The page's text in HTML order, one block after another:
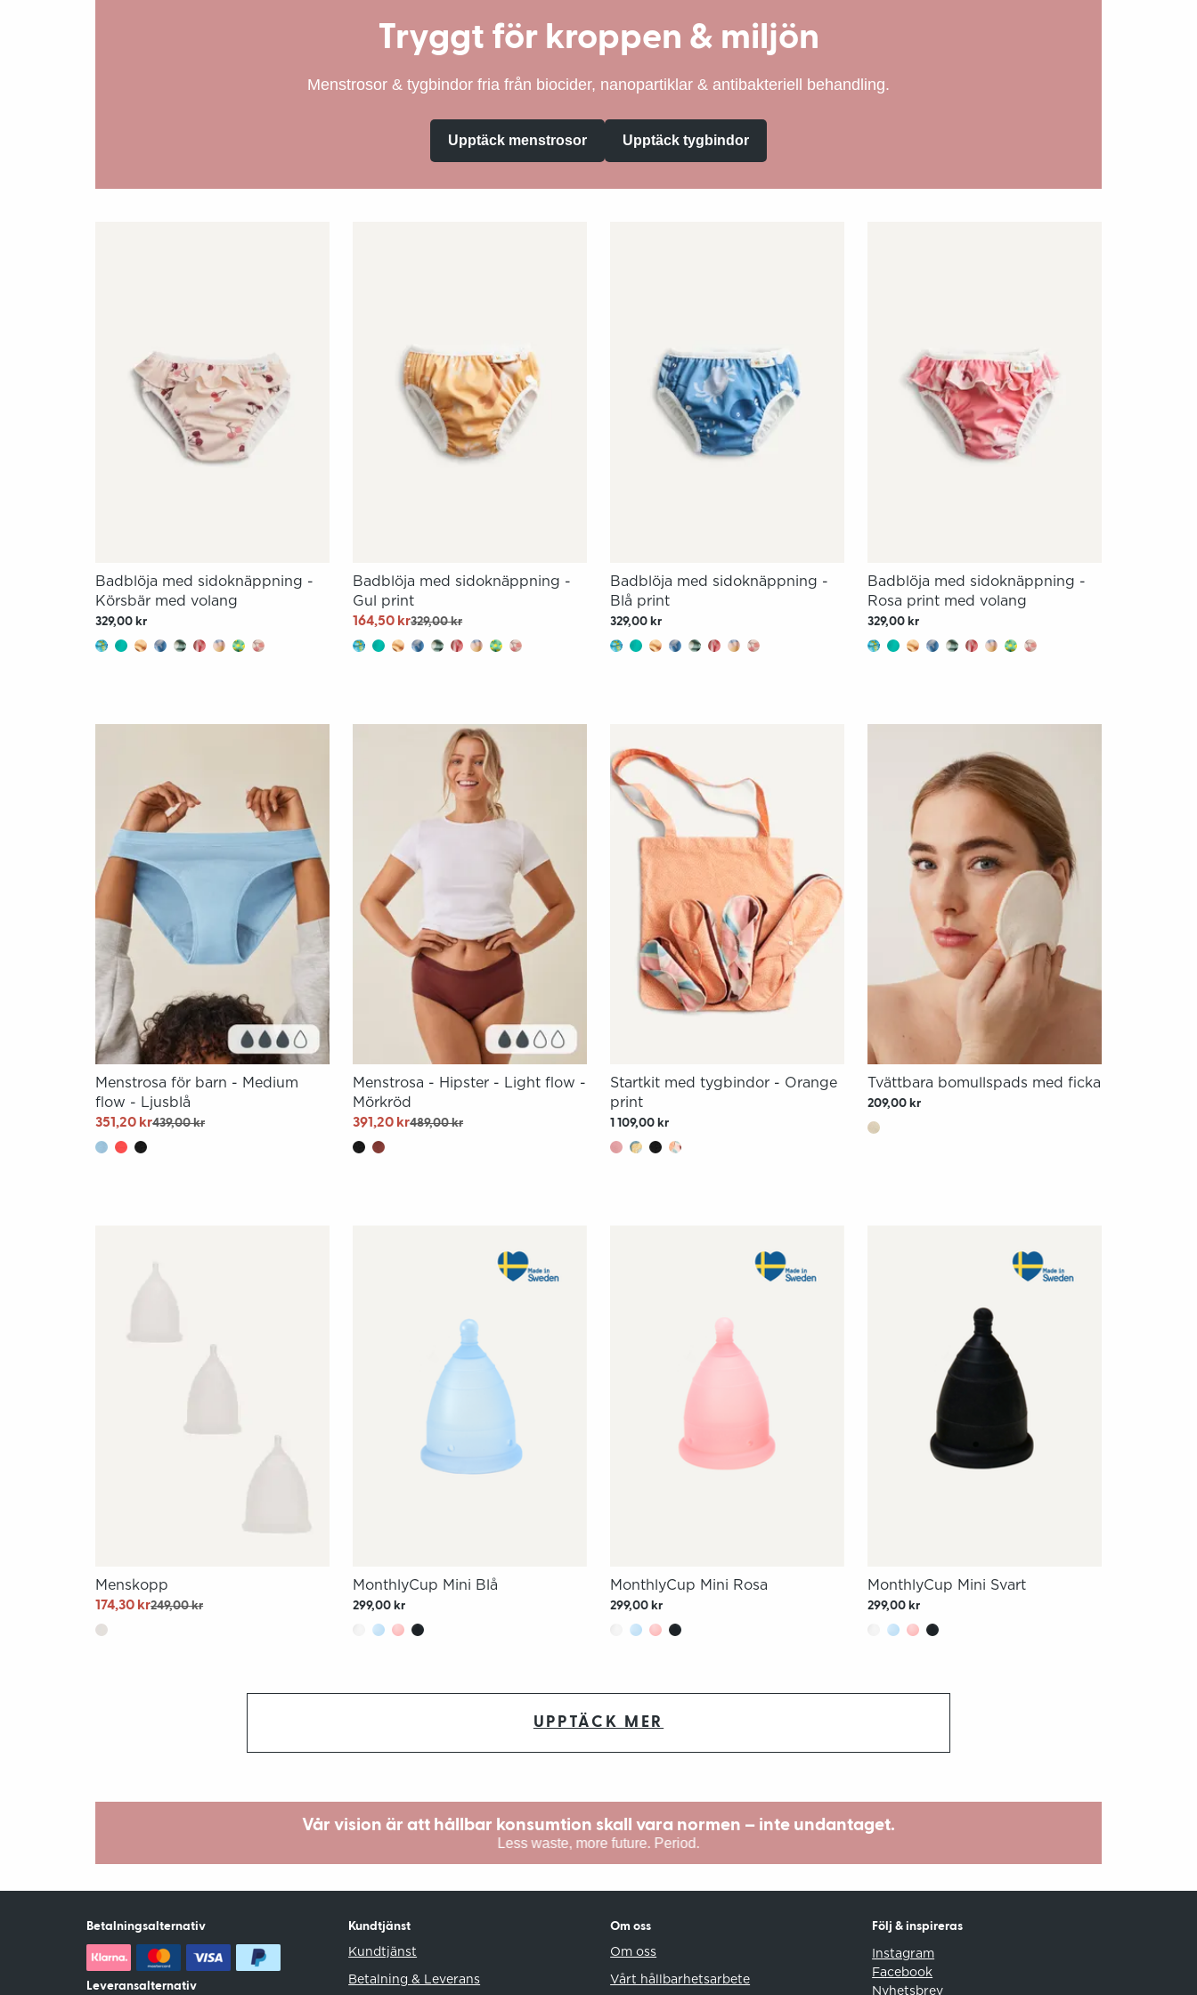
Tryggt för kroppen & miljön
Menstrosor & tygbindor fria från biocider, nanopartiklar & antibakteriell behandling.
Upptäck menstrosor Upptäck tygbindor
Badblöja med sidoknäppning -
Körsbär med volang
329,00 kr
Badblöja med sidoknäppning -
Gul print
164,50 kr329,00 kr
Badblöja med sidoknäppning -
Blå print
329,00 kr
Badblöja med sidoknäppning -
Rosa print med volang
329,00 kr
Menstrosa för barn - Medium
flow - Ljusblå
351,20 kr439,00 kr
Menstrosa - Hipster - Light flow -
Mörkröd
391,20 kr489,00 kr
Startkit med tygbindor - Orange
print
1 109,00 kr
Tvättbara bomullspads med ficka
209,00 kr
Menskopp
174,30 kr249,00 kr
MonthlyCup Mini Blå
299,00 kr
MonthlyCup Mini Rosa
299,00 kr
MonthlyCup Mini Svart
299,00 kr
UPPTÄCK MER
Vår vision är att hållbar konsumtion skall vara normen – inte undantaget.
Less waste, more future. Period.
Betalningsalternativ
Leveransalternativ
Kundtjänst
Kundtjänst
Betalning & Leverans
Om oss
Om oss
Vårt hållbarhetsarbete
Följ & inspireras
Instagram
Facebook
Nyhetsbrev